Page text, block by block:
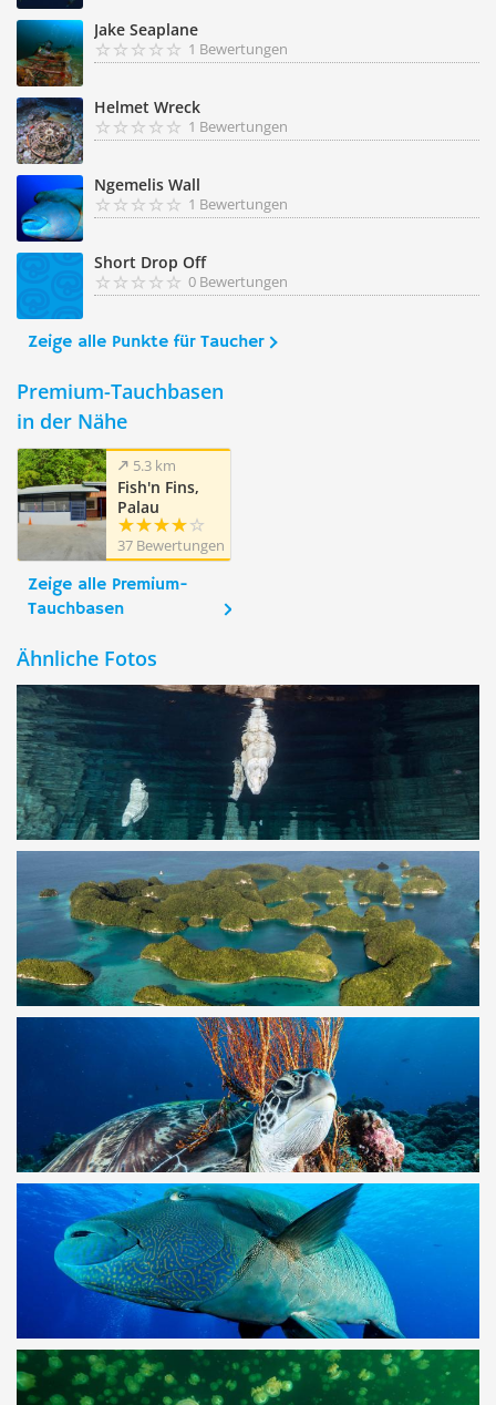
Jake Seaplane
1 Bewertungen
Helmet Wreck
1 Bewertungen
Ngemelis Wall
1 Bewertungen
Short Drop Off
0 Bewertungen
Zeige alle Punkte für Taucher
Premium-Tauchbasen
in der Nähe
5.3 km
Fish'n Fins,
Palau
37 Bewertungen
Zeige alle Premium-
Tauchbasen
Ähnliche Fotos